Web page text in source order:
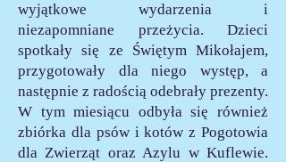
wyjątkowe wydarzenia i
niezapomniane przeżycia. Dzieci
spotkały się ze Świętym Mikołajem,
przygotowały dla niego występ, a
następnie z radością odebrały prezenty.
W tym miesiącu odbyła się również
zbiórka dla psów i kotów z Pogotowia
dla Zwierząt oraz Azylu w Kuflewie.